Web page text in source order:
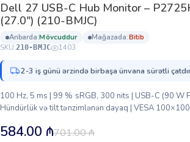
Dell 27 USB-C Hub Monitor –
(27.0″) (210-BMJC)
anbarda: mövcuddur mağazada:
bi̇ti̇b
SKU:210-BMJC 1403
2-3 iş günü ərzində birbaşa ünvana sürətli
100 Hz, 5 ms | 99 % sRGB, 300 nits | USB-C (90 W
Hündürlük və tilt tənzimlənən dayaq | VESA
701.00₼
584.00 ₼